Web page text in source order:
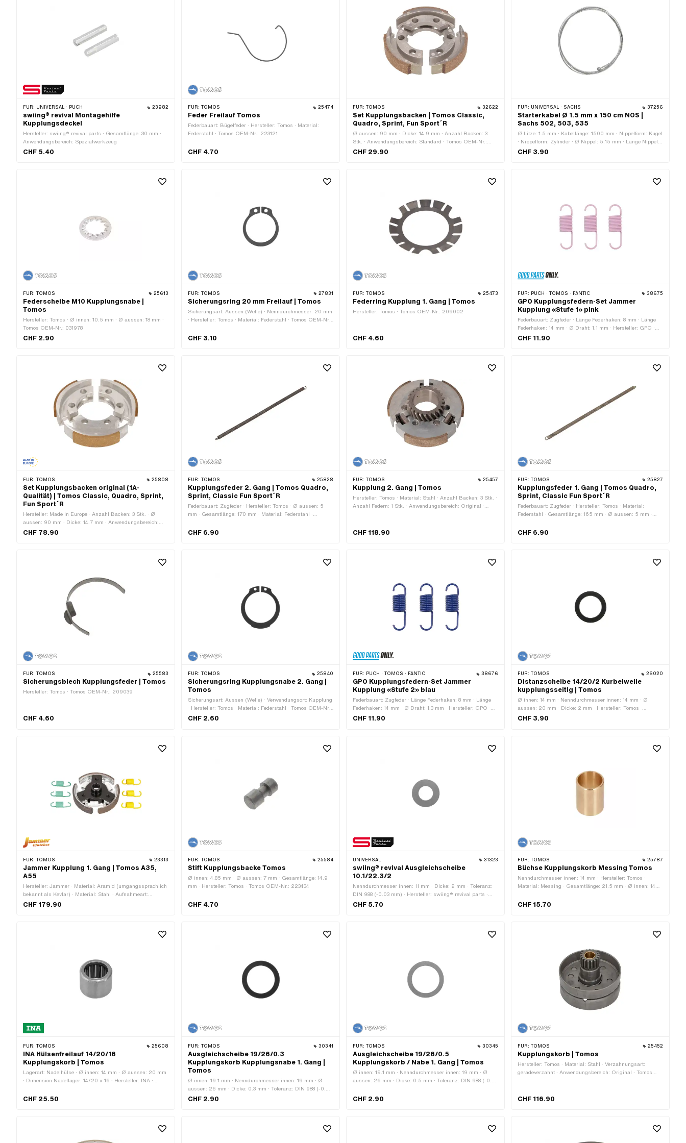
FÜR: UNIVERSAL · PUCH 23982
swiing® revival Montagehilfe
Kupplungsdeckel
Hersteller: swiing® revival parts · Gesamtlänge: 30 mm ·
Anwendungsbereich: Spezialwerkzeug
CHF 5.40
FÜR: TOMOS 25474
Feder Freilauf Tomos
Federbauart: Bügelfeder · Hersteller: Tomos · Material:
Federstahl · Tomos OEM-Nr.: 223121
CHF 4.70
FÜR: TOMOS 32622
Set Kupplungsbacken | Tomos Classic,
Quadro, Sprint, Fun Sport´R
Ø aussen: 90 mm · Dicke: 14.9 mm · Anzahl Backen: 3
Stk. · Anwendungsbereich: Standard · Tomos OEM-Nr.:
223432
CHF 29.90
FÜR: UNIVERSAL · SACHS 37256
Starterkabel Ø 1.5 mm x 150 cm NOS |
Sachs 502, 503, 535
Ø Litze: 1.5 mm · Kabellänge: 1500 mm · Nippelform: Kugel
· Nippelform: Zylinder · Ø Nippel: 5.15 mm · Länge Nippel:
15.15 mm · Anzahl Bestandteile: 1 Stk. · Material: Stahl ·
CHF 3.90
FÜR: TOMOS 25613
Federscheibe M10 Kupplungsnabe |
Tomos
Hersteller: Tomos · Ø innen: 10.5 mm · Ø aussen: 18 mm ·
Tomos OEM-Nr.: 031978
CHF 2.90
FÜR: TOMOS 27831
Sicherungsring 20 mm Freilauf | Tomos
Sicherungsart: Aussen (Welle) · Nenndurchmesser: 20 mm
· Hersteller: Tomos · Material: Federstahl · Tomos OEM-Nr.:
CHF 3.10
FÜR: TOMOS 25473
Federring Kupplung 1. Gang | Tomos
Hersteller: Tomos · Tomos OEM-Nr.: 209002
CHF 4.60
FÜR: PUCH · TOMOS · FANTIC 38675
GPO Kupplungsfedern-Set Jammer
Kupplung «Stufe 1» pink
Federbauart: Zugfeder · Länge Federhaken: 8 mm · Länge
Federhaken: 14 mm · Ø Draht: 1.1 mm · Hersteller: GPO ·
Oberfläche: lackiert · Farbe: pink · Material: Federstahl ·
CHF 11.90
FÜR: TOMOS 25808
Set Kupplungsbacken original (1A-
Qualität) | Tomos Classic, Quadro, Sprint,
Fun Sport´R
Hersteller: Made in Europe · Anzahl Backen: 3 Stk. · Ø
aussen: 90 mm · Dicke: 14.7 mm · Anwendungsbereich:
Original · Tomos OEM-Nr.: 223432
CHF 78.90
FÜR: TOMOS 25828
Kupplungsfeder 2. Gang | Tomos Quadro,
Sprint, Classic Fun Sport´R
Federbauart: Zugfeder · Hersteller: Tomos · Ø aussen: 5
mm · Gesamtlänge: 170 mm · Material: Federstahl ·
Standard · Tomos OEM-Nr.: 223769
CHF 6.90
FÜR: TOMOS 25457
Kupplung 2. Gang | Tomos
Hersteller: Tomos · Material: Stahl · Anzahl Backen: 3 Stk. ·
Anzahl Federn: 1 Stk. · Anwendungsbereich: Original ·
CHF 118.90
FÜR: TOMOS 25827
Kupplungsfeder 1. Gang | Tomos Quadro,
Sprint, Classic Fun Sport´R
Federbauart: Zugfeder · Hersteller: Tomos · Material:
Federstahl · Gesamtlänge: 165 mm · Ø aussen: 5 mm ·
Standard · Tomos OEM-Nr.: 209013
CHF 6.90
FÜR: TOMOS 25583
Sicherungsblech Kupplungsfeder | Tomos
Hersteller: Tomos · Tomos OEM-Nr.: 209039
CHF 4.60
FÜR: TOMOS 25840
Sicherungsring Kupplungsnabe 2. Gang |
Tomos
Sicherungsart: Aussen (Welle) · Verwendungsort: Kupplung
· Hersteller: Tomos · Material: Federstahl · Tomos OEM-Nr.:
032083
CHF 2.60
FÜR: PUCH · TOMOS · FANTIC 38676
GPO Kupplungsfedern-Set Jammer
Kupplung «Stufe 2» blau
Federbauart: Zugfeder · Länge Federhaken: 8 mm · Länge
Federhaken: 14 mm · Ø Draht: 1.3 mm · Hersteller: GPO ·
Material: Federstahl · Oberfläche: lackiert · Farbe: blau ·
CHF 11.90
FÜR: TOMOS 26020
Distanzscheibe 14/20/2 Kurbelwelle
kupplungsseitig | Tomos
Ø innen: 14 mm · Nenndurchmesser innen: 14 mm · Ø
aussen: 20 mm · Dicke: 2 mm · Hersteller: Tomos ·
Material: Stahl · Oberfläche: blank / geölt
CHF 3.90
FÜR: TOMOS 23313
Jammer Kupplung 1. Gang | Tomos A35,
A55
Hersteller: Jammer · Material: Aramid (umgangssprachlich
bekannt als Kevlar) · Material: Stahl · Aufnahmeart:
Verzahnung · Anzahl Backen: 3 Stk. · Ø aussen: 84.75 mm
CHF 179.90
FÜR: TOMOS 25584
Stift Kupplungsbacke Tomos
Ø innen: 4.85 mm · Ø aussen: 7 mm · Gesamtlänge: 14.9
mm · Hersteller: Tomos · Tomos OEM-Nr.: 223434
CHF 4.70
UNIVERSAL 31323
swiing® revival Ausgleichscheibe
10.1/22.3/2
Nenndurchmesser innen: 11 mm · Dicke: 2 mm · Toleranz:
DIN 988 (-0.03 mm) · Hersteller: swiing® revival parts ·
Material: Federstahl · Oberfläche: gehärtet · Ø innen: 10.1
CHF 5.70
FÜR: TOMOS 25787
Büchse Kupplungskorb Messing Tomos
Nenndurchmesser innen: 14 mm · Hersteller: Tomos ·
Material: Messing · Gesamtlänge: 21.5 mm · Ø innen: 14
CHF 15.70
FÜR: TOMOS 25608
INA Hülsenfreilauf 14/20/16
Kupplungskorb | Tomos
Lagerart: Nadelhülse · Ø innen: 14 mm · Ø aussen: 20 mm
· Dimension Nadellager: 14/20 x 16 · Hersteller: INA ·
CHF 25.50
FÜR: TOMOS 30341
Ausgleichscheibe 19/26/0.3
Kupplungskorb Kupplungsnabe 1. Gang |
Tomos
Ø innen: 19.1 mm · Nenndurchmesser innen: 19 mm · Ø
aussen: 26 mm · Dicke: 0.3 mm · Toleranz: DIN 988 (-0.03
mm) · Hersteller: Tomos · Tomos OEM-Nr.: 209073
CHF 2.90
FÜR: TOMOS 30345
Ausgleichscheibe 19/26/0.5
Kupplungskorb / Nabe 1. Gang | Tomos
Ø innen: 19.1 mm · Nenndurchmesser innen: 19 mm · Ø
aussen: 26 mm · Dicke: 0.5 mm · Toleranz: DIN 988 (-0.03
gehärtet · Tomos OEM-Nr.: 209119
CHF 2.90
FÜR: TOMOS 25452
Kupplungskorb | Tomos
Hersteller: Tomos · Material: Stahl · Verzahnungsart:
geradeverzahnt · Anwendungsbereich: Original · Tomos
CHF 116.90